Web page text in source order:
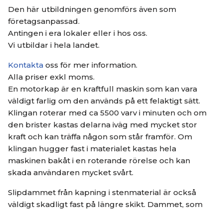
Den här utbildningen genomförs även som
företagsanpassad.
Antingen i era lokaler eller i hos oss.
Vi utbildar i hela landet.
Kontakta oss för mer information.
Alla priser exkl moms.
En motorkap är en kraftfull maskin som kan vara
väldigt farlig om den används på ett felaktigt sätt.
Klingan roterar med ca 5500 varv i minuten och om
den brister kastas delarna iväg med mycket stor
kraft och kan träffa någon som står framför. Om
klingan hugger fast i materialet kastas hela
maskinen bakåt i en roterande rörelse och kan
skada användaren mycket svårt.
Slipdammet från kapning i stenmaterial är också
väldigt skadligt fast på längre skikt. Dammet, som